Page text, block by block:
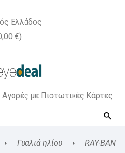
Ελλάδος
€)
Αγορές με Πιστωτικές Κάρτες
Γυαλιά ηλίου
RAY-BAN